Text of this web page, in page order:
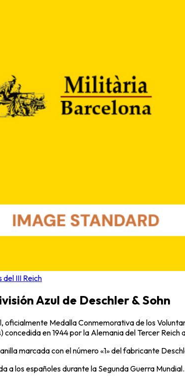
III Reich
Azul de Deschler & Sohn
oficialmente Medalla Conmemorativa de los
concedida en 1944 por la Alemania del Tercer
marcada con el número «1» del fabricante
a los españoles durante la Segunda Guerra Mundial.